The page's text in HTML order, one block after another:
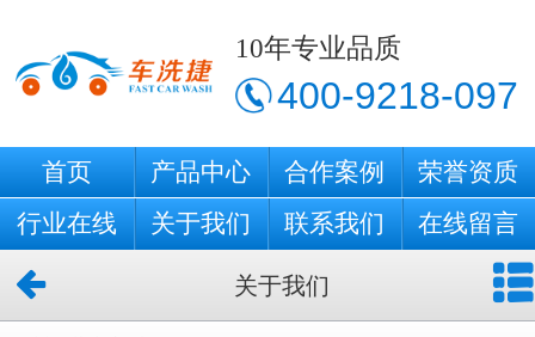
10年专业品质
400-9218-097
首页 产品中心 合作案例
荣誉资质
行业在线
关于我们 联系我们 在线留言
关于我们